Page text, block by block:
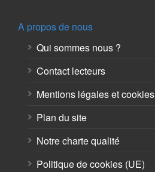
A propos de nous
Qui sommes nous ?
Contact lecteurs
Mentions légales et cookies
Plan du site
Notre charte qualité
Politique de cookies (UE)